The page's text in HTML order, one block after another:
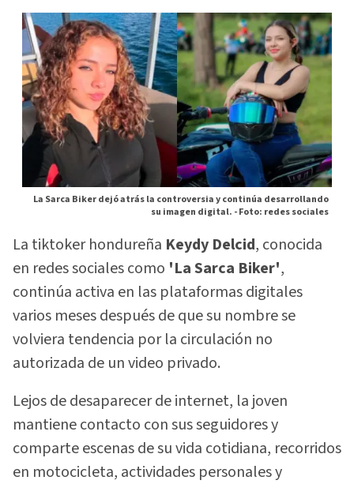
La Sarca Biker dejó atrás la controversia y continúa desarrollando
su imagen digital. -Foto: redes sociales
La tiktoker hondureña Keydy Delcid, conocida
en redes sociales como 'La Sarca Biker',
continúa activa en las plataformas digitales
varios meses después de que su nombre se
volviera tendencia por la circulación no
autorizada de un video privado.
Lejos de desaparecer de internet, la joven
mantiene contacto con sus seguidores y
comparte escenas de su vida cotidiana, recorridos
en motocicleta, actividades personales y